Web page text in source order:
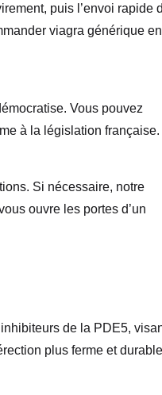
puis l’envoi rapide
viagra générique en
Vous pouvez
à la législation française.
Si nécessaire, notre
ouvre les portes d’un
de la PDE5,
plus ferme et durable